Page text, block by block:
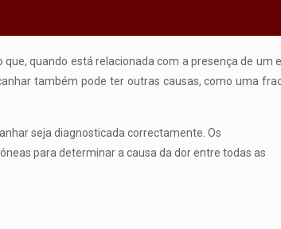
quando está relacionada com a presença de um
também pode ter outras causas, como uma
seja diagnosticada correctamente. Os
para determinar a causa da dor entre todas as